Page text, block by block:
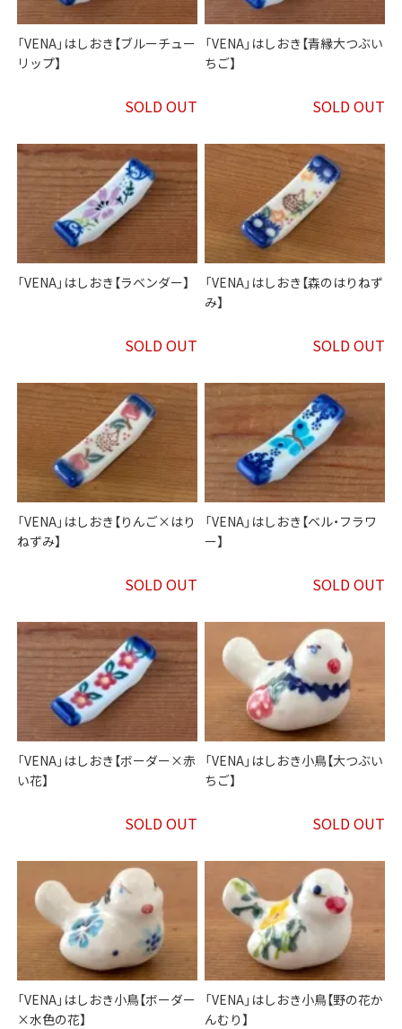
「VENA」はしおき【ブルーチュー
リップ】
SOLD OUT
「VENA」はしおき【青縁大つぶい
ちご】
SOLD OUT
「VENA」はしおき【ラベンダー】
SOLD OUT
「VENA」はしおき【森のはりねず
み】
SOLD OUT
「VENA」はしおき【りんご×はり
ねずみ】
SOLD OUT
「VENA」はしおき【ベル・フラワ
ー】
SOLD OUT
「VENA」はしおき【ボーダー×赤
い花】
SOLD OUT
「VENA」はしおき小鳥【大つぶい
ちご】
SOLD OUT
「VENA」はしおき小鳥【ボーダー
×水色の花】
「VENA」はしおき小鳥【野の花か
んむり】